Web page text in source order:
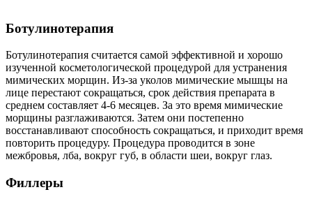
Ботулинотерапия
Ботулинотерапия считается самой эффективной и хорошо
изученной косметологической процедурой для устранения
мимических морщин. Из-за уколов мимические мышцы на
лице перестают сокращаться, срок действия препарата в
среднем составляет 4-6 месяцев. За это время мимические
морщины разглаживаются. Затем они постепенно
восстанавливают способность сокращаться, и приходит время
повторить процедуру. Процедура проводится в зоне
межбровья, лба, вокруг губ, в области шеи, вокруг глаз.
Филлеры